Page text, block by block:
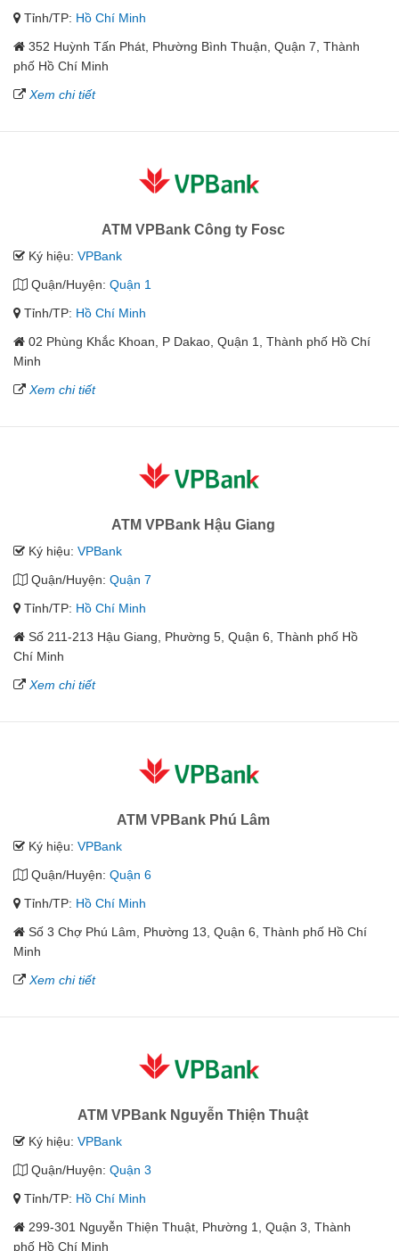
Tỉnh/TP: Hồ Chí Minh
352 Huỳnh Tấn Phát, Phường Bình Thuận, Quận 7, Thành
phố Hồ Chí Minh
Xem chi tiết
ATM VPBank Công ty Fosc
Ký hiệu: VPBank
Quận/Huyện: Quận 1
Tỉnh/TP: Hồ Chí Minh
02 Phùng Khắc Khoan, P Dakao, Quận 1, Thành phố Hồ Chí
Minh
Xem chi tiết
ATM VPBank Hậu Giang
Ký hiệu: VPBank
Quận/Huyện: Quận 7
Tỉnh/TP: Hồ Chí Minh
Số 211-213 Hậu Giang, Phường 5, Quận 6, Thành phố Hồ
Chí Minh
Xem chi tiết
ATM VPBank Phú Lâm
Ký hiệu: VPBank
Quận/Huyện: Quận 6
Tỉnh/TP: Hồ Chí Minh
Số 3 Chợ Phú Lâm, Phường 13, Quận 6, Thành phố Hồ Chí
Minh
Xem chi tiết
ATM VPBank Nguyễn Thiện Thuật
Ký hiệu: VPBank
Quận/Huyện: Quận 3
Tỉnh/TP: Hồ Chí Minh
299-301 Nguyễn Thiện Thuật, Phường 1, Quận 3, Thành
phố Hồ Chí Minh